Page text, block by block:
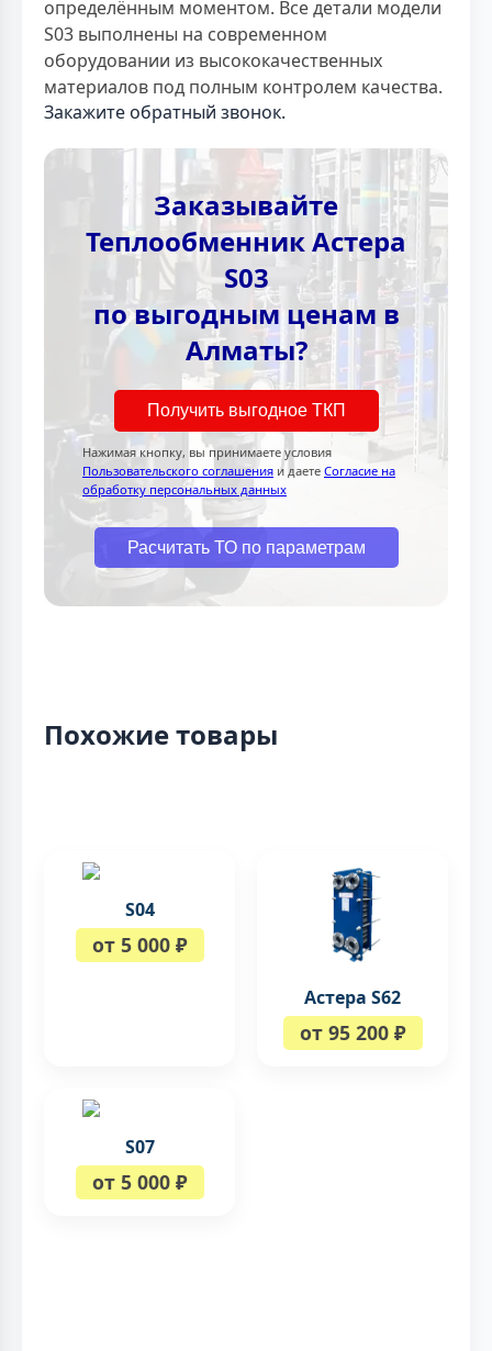
определённым моментом. Все детали модели
S03 выполнены на современном
оборудовании из высококачественных
материалов под полным контролем качества.
Закажите обратный звонок.
Заказывайте
Теплообменник Астера
S03
по выгодным ценам в
Алматы?
Получить выгодное ТКП
Нажимая кнопку, вы принимаете условия
Пользовательского соглашения и даете Согласие на
обработку персональных данных
Расчитать ТО по параметрам
Похожие товары
S04
от 5 000 ₽
Астера S62
от 95 200 ₽
S07
от 5 000 ₽